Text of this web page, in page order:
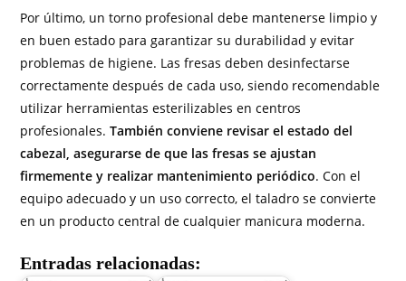
Por último, un torno profesional debe mantenerse limpio y
en buen estado para garantizar su durabilidad y evitar
problemas de higiene. Las fresas deben desinfectarse
correctamente después de cada uso, siendo recomendable
utilizar herramientas esterilizables en centros
profesionales.También conviene revisar el estado del
cabezal, asegurarse de que las fresas se ajustan
firmemente y realizar mantenimiento periódico. Con el
equipo adecuado y un uso correcto, el taladro se convierte
en un producto central de cualquier manicura moderna.
Entradas relacionadas: